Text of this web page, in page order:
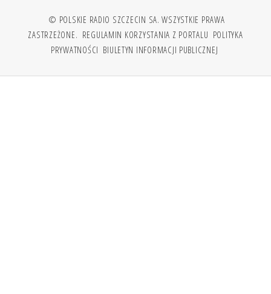
© POLSKIE RADIO SZCZECIN SA. WSZYSTKIE PRAWA
ZASTRZEŻONE. REGULAMIN KORZYSTANIA Z PORTALU POLITYKA
PRYWATNOŚCI BIULETYN INFORMACJI PUBLICZNEJ